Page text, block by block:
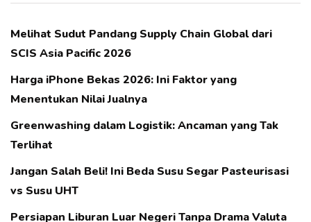
Melihat Sudut Pandang Supply Chain Global dari
SCIS Asia Pacific 2026
Harga iPhone Bekas 2026: Ini Faktor yang
Menentukan Nilai Jualnya
Greenwashing dalam Logistik: Ancaman yang Tak
Terlihat
Jangan Salah Beli! Ini Beda Susu Segar Pasteurisasi
vs Susu UHT
Persiapan Liburan Luar Negeri Tanpa Drama Valuta